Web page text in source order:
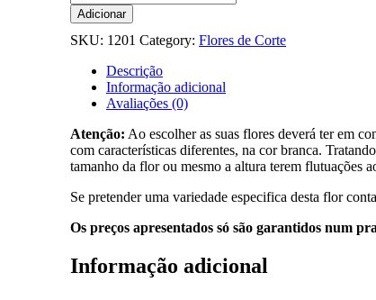
de
Limónio
Adicionar
SKU: 1201 Category: Flores de Corte
Descrição
Informação adicional
Avaliações (0)
Atenção: Ao escolher as suas flores deverá ter em
com características diferentes, na cor branca.
tamanho da flor ou mesmo a altura terem flutuações
Se pretender uma variedade especifica desta flor
Os preços apresentados só são garantidos num
Informação adicional